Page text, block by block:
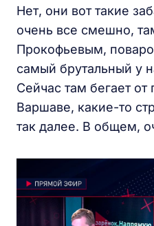
Нет, они вот такие
очень все смешно,
Прокофьевым,
самый брутальный у
Сейчас там бегает от
Варшаве, какие-то
так далее. В общем,